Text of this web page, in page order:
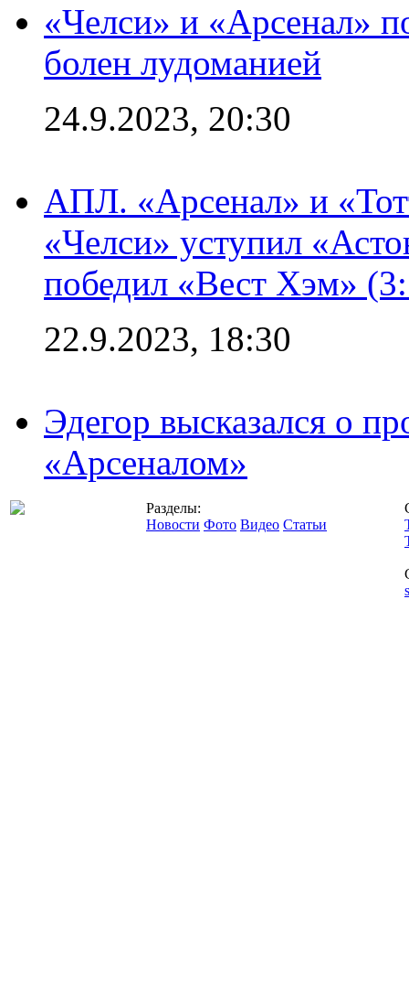
«Челси» и «Арсенал»
болен лудоманией
24.9.2023, 20:30
АПЛ. «Арсенал» и
«Челси» уступил
победил «Вест Хэм»
22.9.2023, 18:30
Эдегор высказался о
«Арсеналом»
Разделы:
Новости Фото Видео Статьи